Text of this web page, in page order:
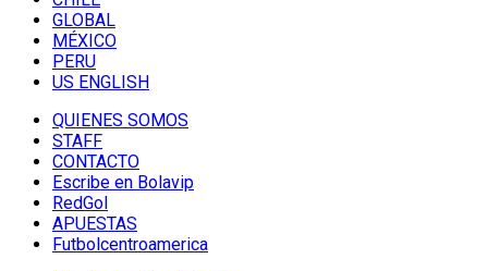
GLOBAL
MÉXICO
PERU
US ENGLISH
QUIENES SOMOS
STAFF
CONTACTO
Escribe en Bolavip
RedGol
APUESTAS
Futbolcentroamerica